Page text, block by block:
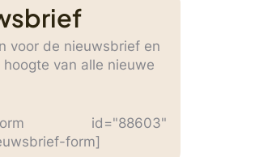
voor de nieuwsbrief en
van alle nieuwe
id="88603"
form]